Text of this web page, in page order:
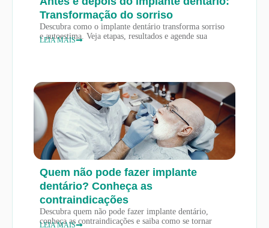
Transformação do sorriso
Descubra como o implante dentário transforma sorriso
e autoestima. Veja etapas, resultados e agende sua
LEIA MAIS
Quem não pode fazer implante
dentário? Conheça as
contraindicações
Descubra quem não pode fazer implante dentário,
conheça as contraindicações e saiba como se tornar
LEIA MAIS